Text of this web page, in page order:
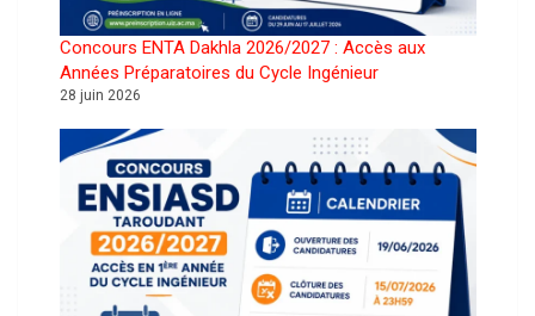
Concours ENTA Dakhla 2026/2027 : Accès aux
Années Préparatoires du Cycle Ingénieur
28 juin 2026